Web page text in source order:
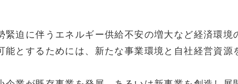
迫に伴うエネルギー供給不安の増大など経済環境
とするためには、新たな事業環境と自社経営資源